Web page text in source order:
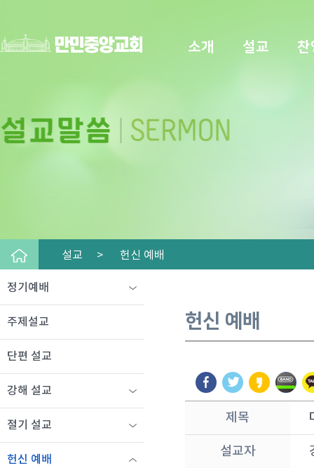
소개 설교 찬
설교 > 헌신 예배
헌신 예배
제목
설교자
정기예배
주제설교
단편 설교
강해 설교
절기 설교
헌신 예배